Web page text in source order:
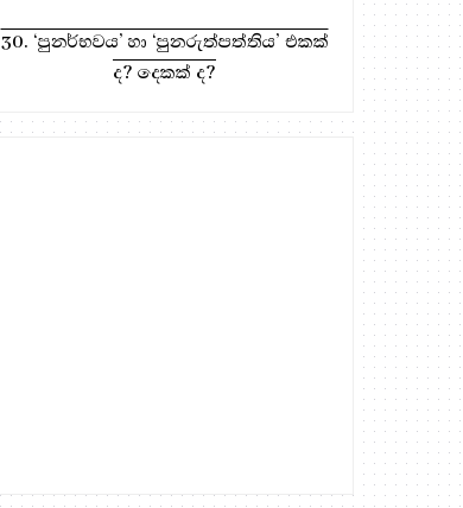
30. ‘පුනර්භවය’ හා ‘පුනරුත්පත්තිය’ එකක්
ද? දෙකක් ද?